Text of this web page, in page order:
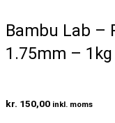
Bambu Lab –
1.75mm – 1kg
kr. 150,00 inkl. moms